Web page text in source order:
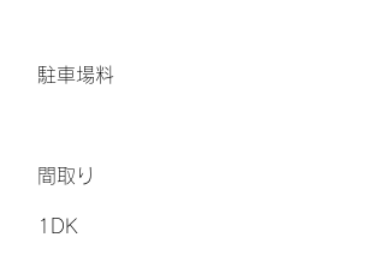
​駐車場料
間取り
1DK